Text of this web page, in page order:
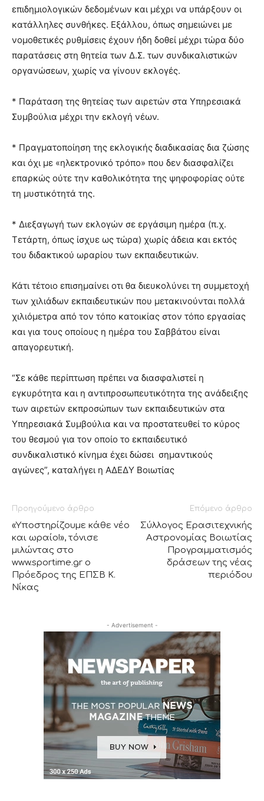
επιδημιολογικών δεδομένων και μέχρι να υπάρξουν οι
κατάλληλες συνθήκες. Εξάλλου, όπως σημειώνει με
νομοθετικές ρυθμίσεις έχουν ήδη δοθεί μέχρι τώρα δύο
παρατάσεις στη θητεία των Δ.Σ. των συνδικαλιστικών
οργανώσεων, χωρίς να γίνουν εκλογές.
* Παράταση της θητείας των αιρετών στα Υπηρεσιακά
Συμβούλια μέχρι την εκλογή νέων.
* Πραγματοποίηση της εκλογικής διαδικασίας δια ζώσης
και όχι με «ηλεκτρονικό τρόπο» που δεν διασφαλίζει
επαρκώς ούτε την καθολικότητα της ψηφοφορίας ούτε
τη μυστικότητά της.
* Διεξαγωγή των εκλογών σε εργάσιμη ημέρα (π.χ.
Τετάρτη, όπως ίσχυε ως τώρα) χωρίς άδεια και εκτός
του διδακτικού ωραρίου των εκπαιδευτικών.
Κάτι τέτοιο επισημαίνει οτι θα διευκολύνει τη συμμετοχή
των χιλιάδων εκπαιδευτικών που μετακινούνται πολλά
χιλιόμετρα από τον τόπο κατοικίας στον τόπο εργασίας
και για τους οποίους η ημέρα του Σαββάτου είναι
απαγορευτική.
“Σε κάθε περίπτωση πρέπει να διασφαλιστεί η
εγκυρότητα και η αντιπροσωπευτικότητα της ανάδειξης
των αιρετών εκπροσώπων των εκπαιδευτικών στα
Υπηρεσιακά Συμβούλια και να προστατευθεί το κύρος
του θεσμού για τον οποίο το εκπαιδευτικό
συνδικαλιστικό κίνημα έχει δώσει σημαντικούς
αγώνες”, καταλήγει η ΑΔΕΔΥ Βοιωτίας
Προηγούμενο άρθρο
«Υποστηρίζουμε κάθε νέο
και ωραίο!», τόνισε
μιλώντας στο
www.sportime.gr ο
Πρόεδρος της ΕΠΣΒ Κ.
Νίκας
Επόμενο άρθρο
Σύλλογος Ερασιτεχνικής
Αστρονομίας Βοιωτίας
Προγραμματισμός
δράσεων της νέας
περιόδου
- Advertisement -